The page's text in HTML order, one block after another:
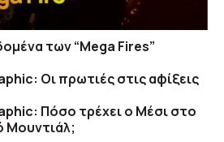
των “Mega Fires”
Οι πρωτιές στις αφίξεις
Πόσο τρέχει ο Μέσι στο
Μουντιάλ;